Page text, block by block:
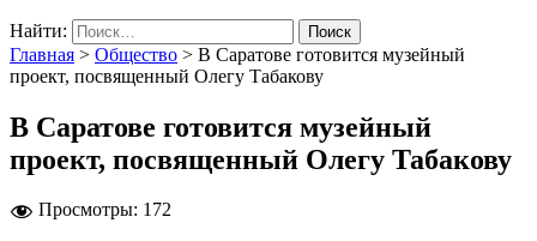
Найти:
Главная > Общество > В Саратове готовится музейный
проект, посвященный Олегу Табакову
В Саратове готовится музейный
проект, посвященный Олегу Табакову
Просмотры: 172